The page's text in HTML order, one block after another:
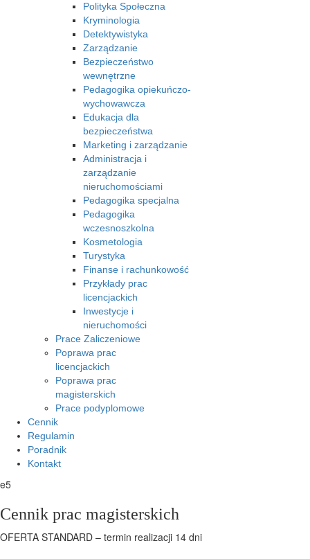
Polityka Społeczna
Kryminologia
Detektywistyka
Zarządzanie
Bezpieczeństwo
wewnętrzne
Pedagogika opiekuńczo-
wychowawcza
Edukacja dla
bezpieczeństwa
Marketing i zarządzanie
Administracja i
zarządzanie
nieruchomościami
Pedagogika specjalna
Pedagogika
wczesnoszkolna
Kosmetologia
Turystyka
Finanse i rachunkowość
Przykłady prac
licencjackich
Inwestycje i
nieruchomości
Prace Zaliczeniowe
Poprawa prac
licencjackich
Poprawa prac
magisterskich
Prace podyplomowe
Cennik
Regulamin
Poradnik
Kontakt
e5
Cennik prac magisterskich
OFERTA STANDARD – termin realizacji 14 dni